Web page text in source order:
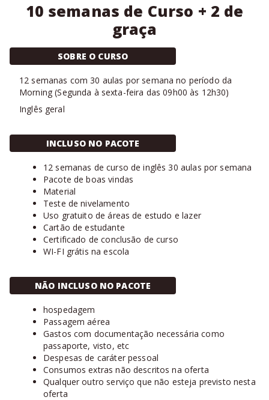
10 semanas de Curso + 2 de
graça
SOBRE O CURSO
12 semanas com 30 aulas por semana no período da
Morning (Segunda à sexta-feira das 09h00 às 12h30)
Inglês geral
INCLUSO NO PACOTE
12 semanas de curso de inglês 30 aulas por semana
Pacote de boas vindas
Material
Teste de nivelamento
Uso gratuito de áreas de estudo e lazer
Cartão de estudante
Certificado de conclusão de curso
WI-FI grátis na escola
NÃO INCLUSO NO PACOTE
hospedagem
Passagem aérea
Gastos com documentação necessária como
passaporte, visto, etc
Despesas de caráter pessoal
Consumos extras não descritos na oferta
Qualquer outro serviço que não esteja previsto nesta
oferta